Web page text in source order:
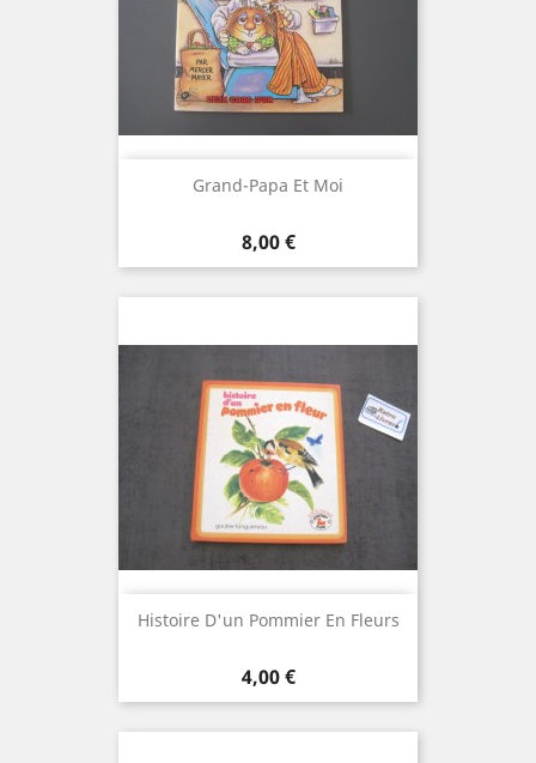
Grand-Papa Et Moi
Prix
8,00 €
Histoire D'un Pommier En Fleurs
Prix
4,00 €